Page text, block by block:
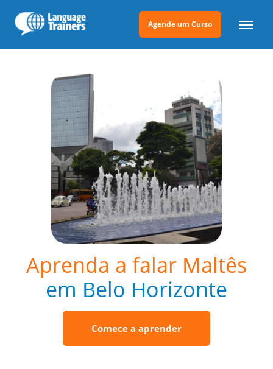
Agende um Curso
Aprenda a falar Maltês
em Belo Horizonte
Comece a aprender